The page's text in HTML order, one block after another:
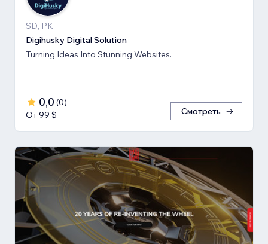
SD, PK
Digihusky Digital Solution
Turning Ideas Into Stunning Websites.
0,0 (0)
От 99 $
Смотреть